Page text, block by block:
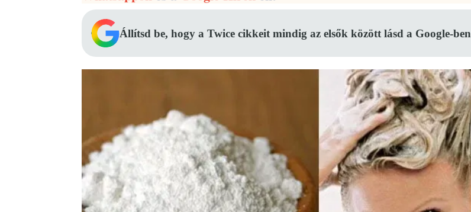
Állítsd be, hogy a Twice cikkeit mindig az elsők között lásd a Google-ben